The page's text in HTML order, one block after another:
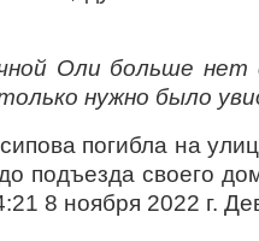
Оли больше
нужно было
погибла на
подъезда своего
8 ноября 2022 г.